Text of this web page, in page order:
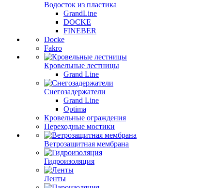
Водосток из пластика
GrandLine
DOCKE
FINEBER
Docke
Fakro
Кровельные лестницы
Grand Line
Снегозадержатели
Grand Line
Optima
Кровельные ограждения
Переходные мостики
Ветрозащитная мембрана
Гидроизоляция
Ленты